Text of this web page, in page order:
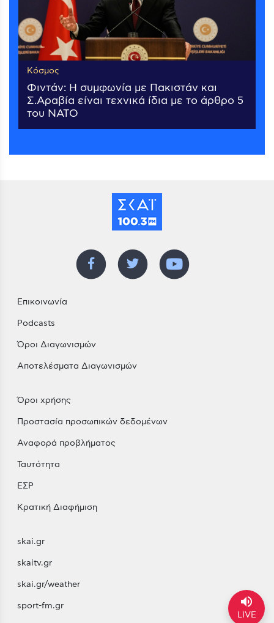
Κόσμος
Φιντάν: Η συμφωνία με Πακιστάν και
Σ.Αραβία είναι τεχνικά ίδια με το άρθρο 5
του ΝΑΤΟ
Επικοινωνία
Podcasts
Όροι Διαγωνισμών
Αποτελέσματα Διαγωνισμών
Όροι χρήσης
Προστασία προσωπικών δεδομένων
Αναφορά προβλήματος
Ταυτότητα
ΕΣΡ
Κρατική Διαφήμιση
skai.gr
skaitv.gr
skai.gr/weather
sport-fm.gr
volume_up
LIVE